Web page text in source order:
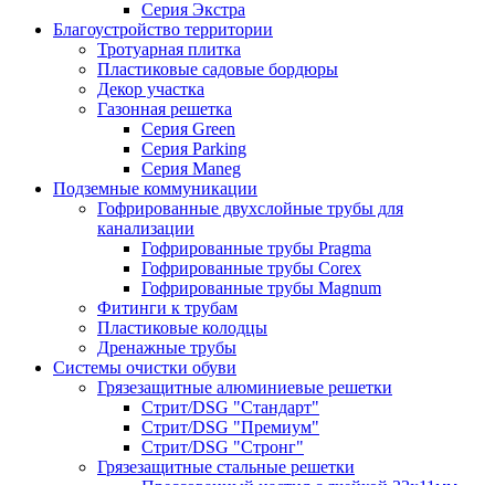
Серия Экстра
Благоустройство территории
Тротуарная плитка
Пластиковые садовые бордюры
Декор участка
Газонная решетка
Серия Green
Серия Parking
Серия Maneg
Подземные коммуникации
Гофрированные двухслойные трубы для
канализации
Гофрированные трубы Pragma
Гофрированные трубы Corex
Гофрированные трубы Magnum
Фитинги к трубам
Пластиковые колодцы
Дренажные трубы
Системы очистки обуви
Грязезащитные алюминиевые решетки
Стрит/DSG "Стандарт"
Стрит/DSG "Премиум"
Стрит/DSG "Стронг"
Грязезащитные стальные решетки